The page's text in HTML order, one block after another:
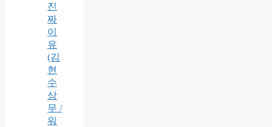
진
짜
이
유
(김
현
수
상
무 /
워